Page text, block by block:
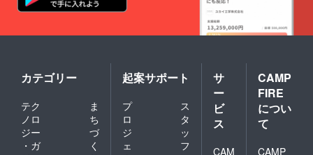
けの事
業計画
を作っ
アップ
練習編
(180
分〜) 催
行場
DONGR
カテゴリー
テク
ノロ
ジー
・ガ
ま
ち
づ
く
起案サポート
プ
ロ
ジ
ェ
ス
タ
ッ
フ
サ
ー
ビ
ス
CAM
CAMP
FIRE
につい
て
CAMP